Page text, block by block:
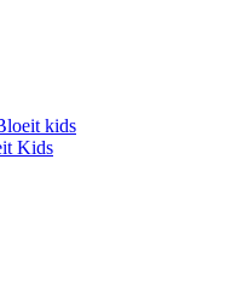
kids
Kids